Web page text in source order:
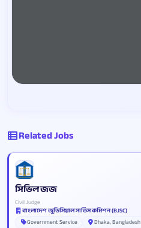
Related Jobs
সিভিল জজ
Civil Judge
বাংলাদেশ জুডিসিয়াল সার্ভিস কমিশন (BJSC)
Government Service
Dhaka, Bangladesh